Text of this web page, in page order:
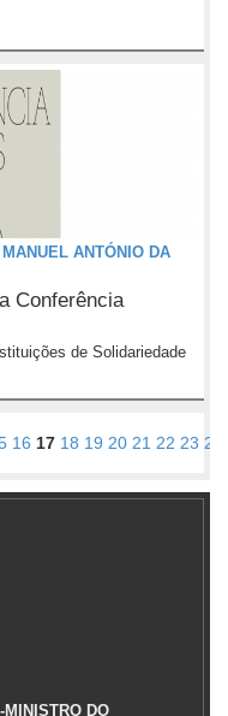
ANTÓNIO DA
Conferência
de Solidariedade
16 17 18 19 20 21 22 23 24
DO